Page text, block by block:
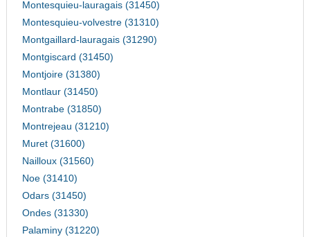
Montesquieu-lauragais (31450)
Montesquieu-volvestre (31310)
Montgaillard-lauragais (31290)
Montgiscard (31450)
Montjoire (31380)
Montlaur (31450)
Montrabe (31850)
Montrejeau (31210)
Muret (31600)
Nailloux (31560)
Noe (31410)
Odars (31450)
Ondes (31330)
Palaminy (31220)